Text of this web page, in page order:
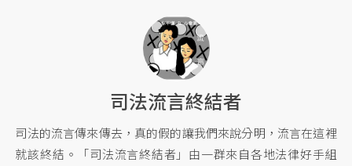
司法流言終結者
司法的流言傳來傳去，真的假的讓我們來說分明，流言在這裡
就該終結。「司法流言終結者」由一群來自各地法律好手組